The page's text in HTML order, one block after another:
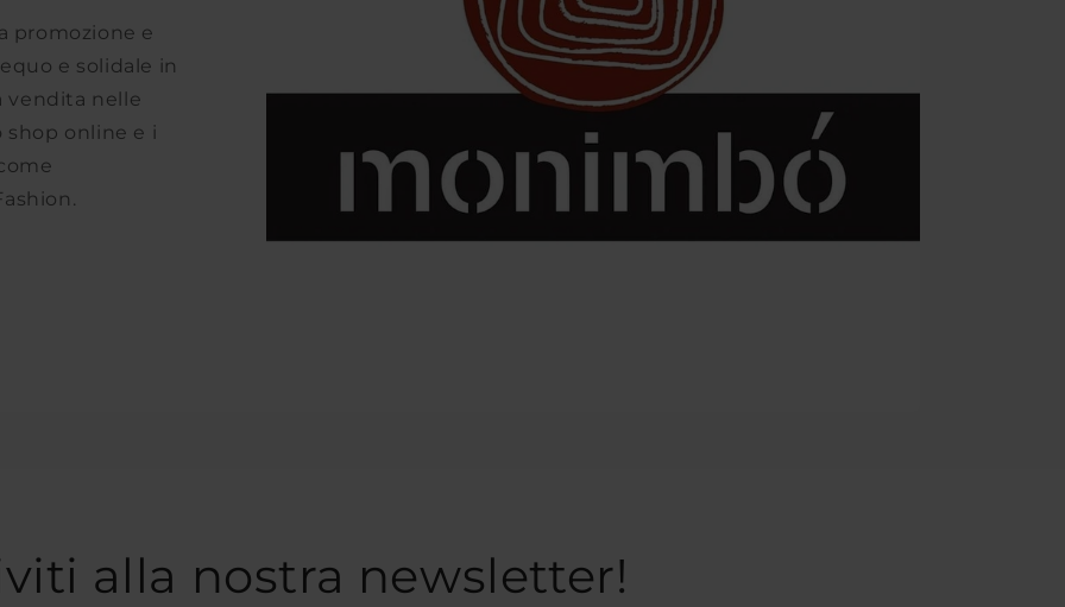
promozione e
e solidale in
vendita nelle
shop online e i
alla nostra newsletter!